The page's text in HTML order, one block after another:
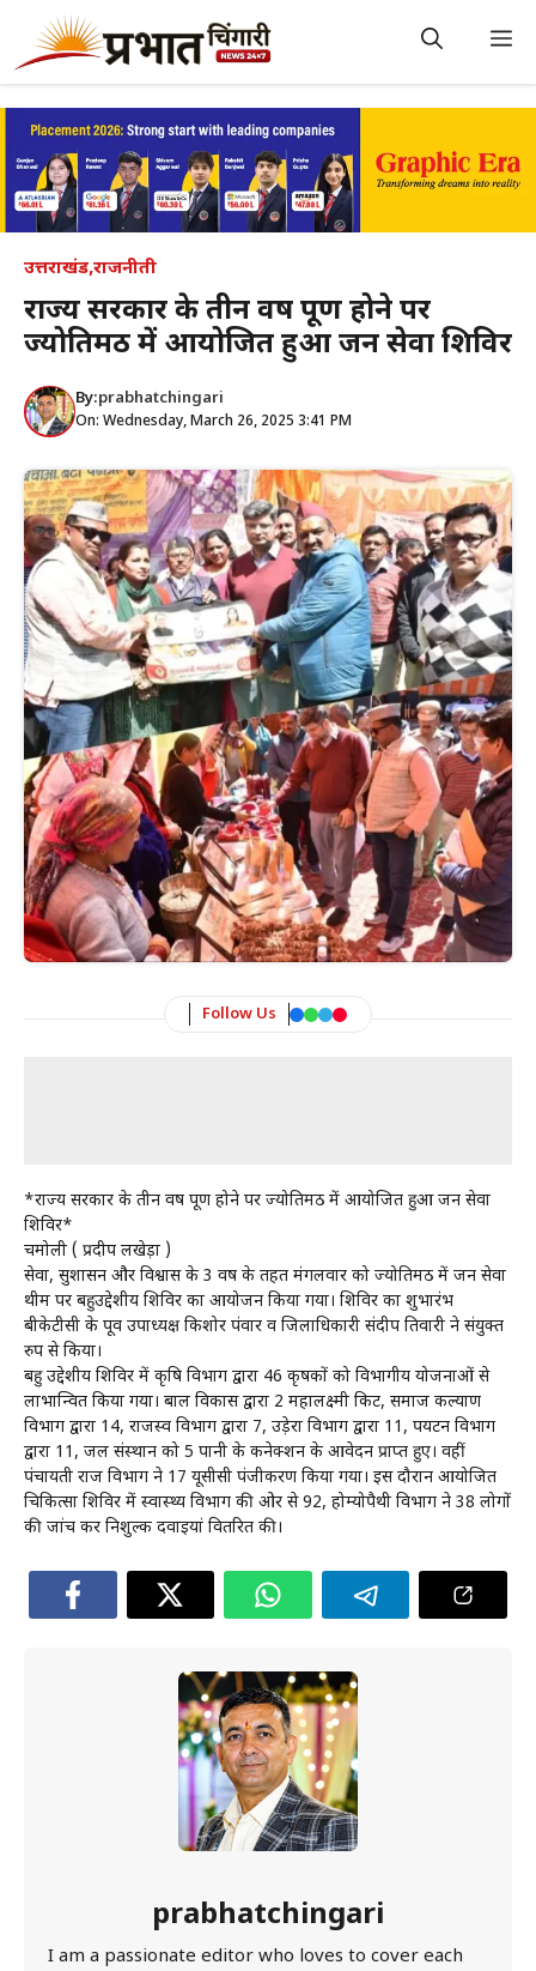
content
उत्तराखंड,राजनीती
राज्य सरकार के तीन वर्ष पूर्ण होने पर
ज्योतिर्मठ में आयोजित हुआ जन सेवा शिविर
By:prabhatchingari
On: Wednesday, March 26, 2025 3:41 PM
Follow Us
*राज्य सरकार के तीन वर्ष पूर्ण होने पर ज्योतिर्मठ में आयोजित हुआ जन सेवा
शिविर*
चमोली ( प्रदीप लखेड़ा )
सेवा, सुशासन और विश्वास के 3 वर्ष के तहत मंगलवार को ज्योतिर्मठ में जन सेवा
थीम पर बहुउद्देशीय शिविर का आयोजन किया गया। शिविर का शुभारंभ
बीकेटीसी के पूर्व उपाध्यक्ष किशोर पंवार व जिलाधिकारी संदीप तिवारी ने संयुक्त
रुप से किया।
बहु उद्देशीय शिविर में कृषि विभाग द्वारा 46 कृषकों को विभागीय योजनाओं से
लाभान्वित किया गया। बाल विकास द्वारा 2 महालक्ष्मी किट, समाज कल्याण
विभाग द्वारा 14, राजस्व विभाग द्वारा 7, उड़ेरा विभाग द्वारा 11, पर्यटन विभाग
द्वारा 11, जल संस्थान को 5 पानी के कनेक्शन के आवेदन प्राप्त हुए। वहीं
पंचायती राज विभाग ने 17 यूसीसी पंजीकरण किया गया। इस दौरान आयोजित
चिकित्सा शिविर में स्वास्थ्य विभाग की ओर से 92, होम्योपैथी विभाग ने 38 लोगों
की जांच कर निशुल्क दवाइयां वितरित की।
prabhatchingari
I am a passionate editor who loves to cover each